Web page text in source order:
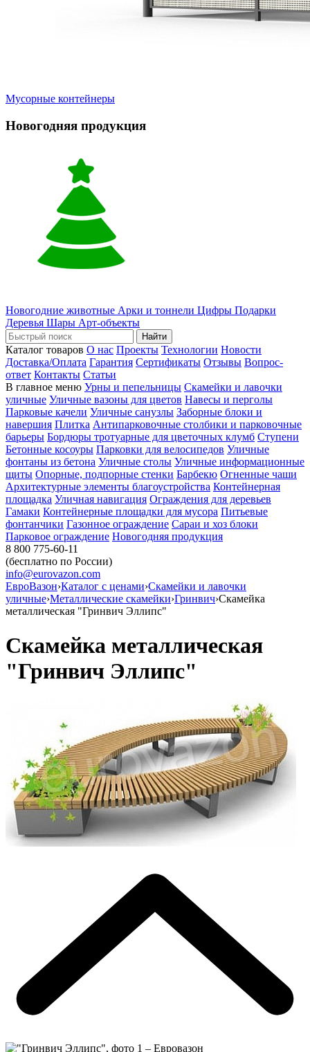
Мусорные контейнеры
Новогодняя продукция
Новогодние животные Арки и тоннели Цифры Подарки
Деревья Шары Арт-объекты
Найти
Каталог товаров О нас Проекты Технологии Новости
Доставка/Оплата Гарантия Сертификаты Отзывы Вопрос-
ответ Контакты Статьи
В главное меню Урны и пепельницы Скамейки и лавочки
уличные Уличные вазоны для цветов Навесы и перголы
Парковые качели Уличные санузлы Заборные блоки и
навершия Плитка Антипарковочные столбики и парковочные
барьеры Бордюры тротуарные для цветочных клумб Ступени
Бетонные косоуры Парковки для велосипедов Уличные
фонтаны из бетона Уличные столы Уличные информационные
щиты Опорные, подпорные стенки Барбекю Огненные чаши
Архитектурные элементы благоустройства Контейнерная
площадка Уличная навигация Ограждения для деревьев
Гамаки Контейнерные площадки для мусора Питьевые
фонтанчики Газонное ограждение Сараи и хоз блоки
Парковое ограждение Новогодняя продукция
8 800 775-60-11
(бесплатно по России)
info@eurovazon.com
ЕвроВазон›Каталог с ценами›Скамейки и лавочки
уличные›Металлические скамейки›Гринвич›Скамейка
металлическая "Гринвич Эллипс"
Скамейка металлическая
"Гринвич Эллипс"